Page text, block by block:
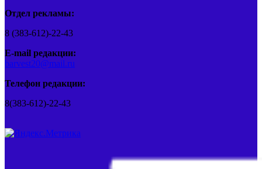
Отдел рекламы:
8 (383-612)-22-43
E-mail редакции:
barvest20@mail.ru
Телефон редакции:
8(383-612)-22-43